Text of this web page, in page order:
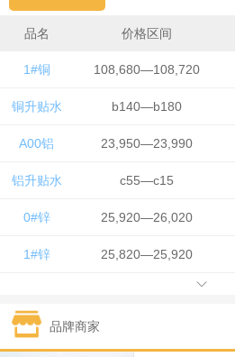
品名 价格区间
1#铜 108,680—108,720
铜升贴水 b140—b180
A00铝 23,950—23,990
铝升贴水 c55—c15
0#锌 25,920—26,020
1#锌 25,820—25,920
1#锡 434,000—436,000
品牌商家